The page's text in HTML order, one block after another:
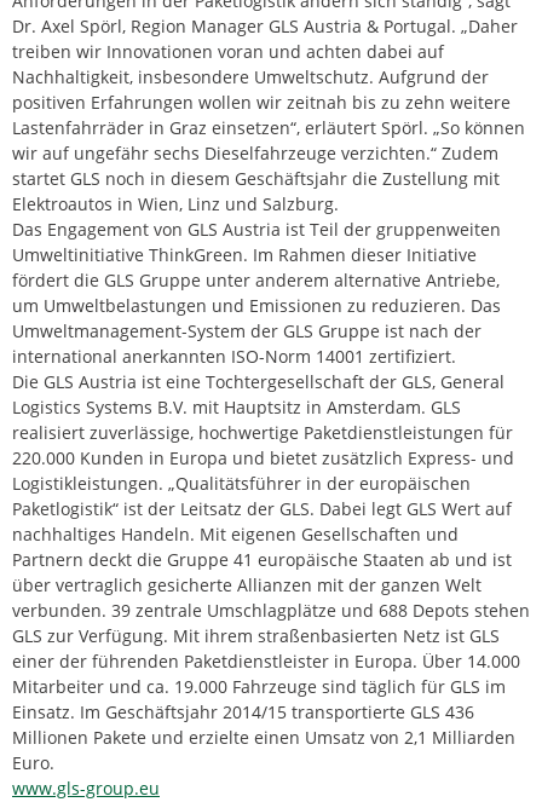
Dr. Axel Spörl, Region Manager GLS Austria & Portugal. „Daher
treiben wir Innovationen voran und achten dabei auf
Nachhaltigkeit, insbesondere Umweltschutz. Aufgrund der
positiven Erfahrungen wollen wir zeitnah bis zu zehn weitere
Lastenfahrräder in Graz einsetzen“, erläutert Spörl. „So können
wir auf ungefähr sechs Dieselfahrzeuge verzichten.“ Zudem
startet GLS noch in diesem Geschäftsjahr die Zustellung mit
Elektroautos in Wien, Linz und Salzburg.
Das Engagement von GLS Austria ist Teil der gruppenweiten
Umweltinitiative ThinkGreen. Im Rahmen dieser Initiative
fördert die GLS Gruppe unter anderem alternative Antriebe,
um Umweltbelastungen und Emissionen zu reduzieren. Das
Umweltmanagement-System der GLS Gruppe ist nach der
international anerkannten ISO-Norm 14001 zertifiziert.
Die GLS Austria ist eine Tochtergesellschaft der GLS, General
Logistics Systems B.V. mit Hauptsitz in Amsterdam. GLS
realisiert zuverlässige, hochwertige Paketdienstleistungen für
220.000 Kunden in Europa und bietet zusätzlich Express- und
Logistikleistungen. „Qualitätsführer in der europäischen
Paketlogistik“ ist der Leitsatz der GLS. Dabei legt GLS Wert auf
nachhaltiges Handeln. Mit eigenen Gesellschaften und
Partnern deckt die Gruppe 41 europäische Staaten ab und ist
über vertraglich gesicherte Allianzen mit der ganzen Welt
verbunden. 39 zentrale Umschlagplätze und 688 Depots stehen
GLS zur Verfügung. Mit ihrem straßenbasierten Netz ist GLS
einer der führenden Paketdienstleister in Europa. Über 14.000
Mitarbeiter und ca. 19.000 Fahrzeuge sind täglich für GLS im
Einsatz. Im Geschäftsjahr 2014/15 transportierte GLS 436
Millionen Pakete und erzielte einen Umsatz von 2,1 Milliarden
Euro.
www.gls-group.eu